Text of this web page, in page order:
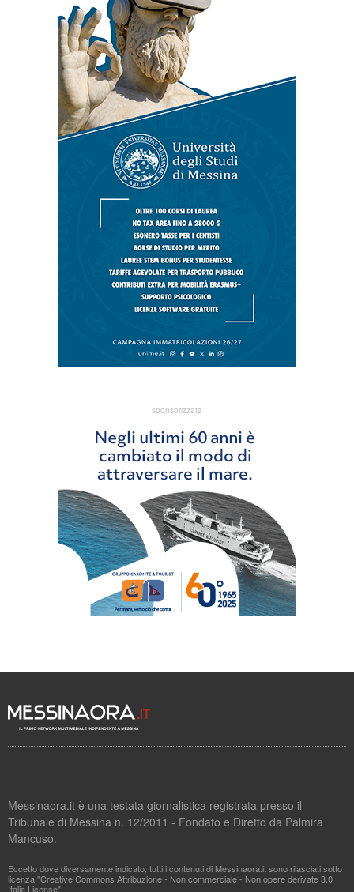
sponsorizzata
Messinaora.it è una testata giornalistica registrata presso il
Tribunale di Messina n. 12/2011 - Fondato e Diretto da Palmira
Mancuso.
Eccetto dove diversamente indicato, tutti i contenuti di Messinaora.it sono rilasciati sotto
licenza "Creative Commons Attribuzione - Non commerciale - Non opere derivate 3.0
Italia License".